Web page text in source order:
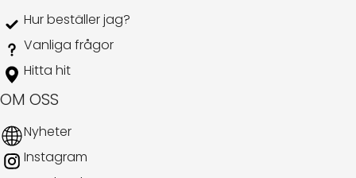
Hur beställer jag?
Vanliga frågor
Hitta hit
OM OSS
Nyheter
Instagram